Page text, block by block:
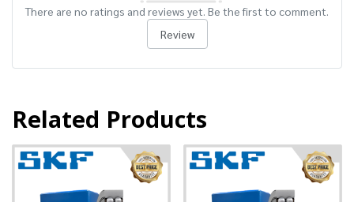
There are no ratings and reviews yet. Be the first to comment.
Review
Related Products